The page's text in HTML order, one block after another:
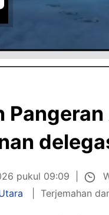
pukul 09:09
Terjemahan